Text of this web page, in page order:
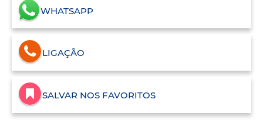
WHATSAPP
LIGAÇÃO
SALVAR NOS FAVORITOS